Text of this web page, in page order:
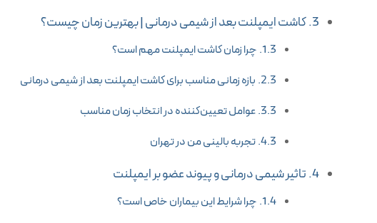
کاشت ایمپلنت بعد از شیمی درمانی | بهترین زمان چیست؟
چرا زمان کاشت ایمپلنت مهم است؟
بازه زمانی مناسب برای کاشت ایمپلنت بعد از شیمی درمانی
عوامل تعیین‌کننده در انتخاب زمان مناسب
تجربه بالینی من در تهران
تاثیر شیمی درمانی و پیوند عضو بر ایمپلنت
چرا شرایط این بیماران خاص است؟